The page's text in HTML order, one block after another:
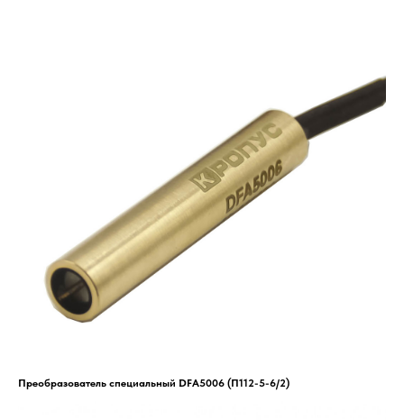
Преобразователь специальный DFA5006 (П112-5-6/2)